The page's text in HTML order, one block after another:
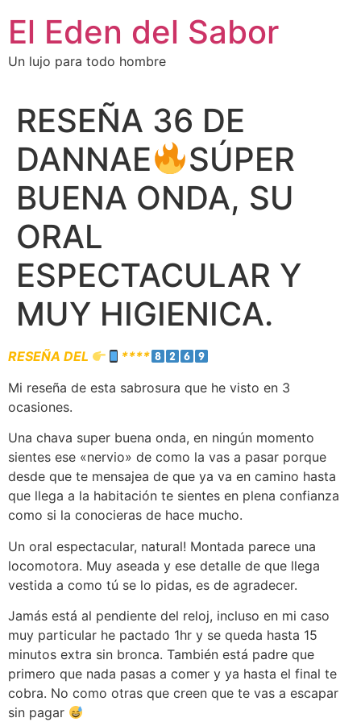
El Eden del Sabor
Un lujo para todo hombre
RESEÑA 36 DE
DANNAE
SÚPER
BUENA ONDA, SU
ORAL
ESPECTACULAR Y
MUY HIGIENICA.
RESEÑA DEL
****
Mi reseña de esta sabrosura que he visto en 3
ocasiones.
Una chava super buena onda, en ningún momento
sientes ese «nervio» de como la vas a pasar porque
desde que te mensajea de que ya va en camino hasta
que llega a la habitación te sientes en plena confianza
como si la conocieras de hace mucho.
Un oral espectacular, natural! Montada parece una
locomotora. Muy aseada y ese detalle de que llega
vestida a como tú se lo pidas, es de agradecer.
Jamás está al pendiente del reloj, incluso en mi caso
muy particular he pactado 1hr y se queda hasta 15
minutos extra sin bronca. También está padre que
primero que nada pasas a comer y ya hasta el final te
cobra. No como otras que creen que te vas a escapar
sin pagar